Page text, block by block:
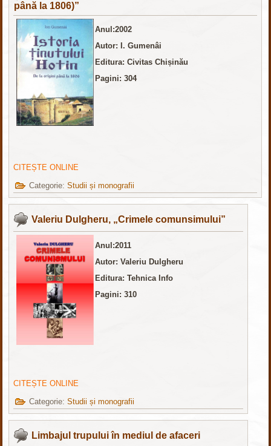
până la 1806)”
Anul:2002
Autor: I. Gumenâi
Editura: Civitas Chișinău
Pagini: 304
CITEȘTE ONLINE
Categorie:Studii și monografii
Valeriu Dulgheru, „Crimele comunsimului”
Anul:2011
Autor: Valeriu Dulgheru
Editura: Tehnica Info
Pagini: 310
CITEȘTE ONLINE
Categorie:Studii și monografii
Limbajul trupului în mediul de afaceri